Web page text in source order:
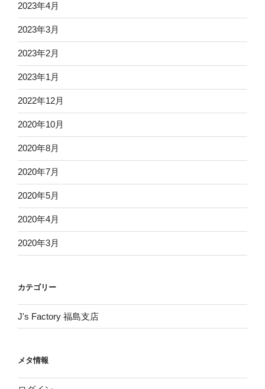
2023年4月
2023年3月
2023年2月
2023年1月
2022年12月
2020年10月
2020年8月
2020年7月
2020年5月
2020年4月
2020年3月
カテゴリー
J's Factory 福島支店
メタ情報